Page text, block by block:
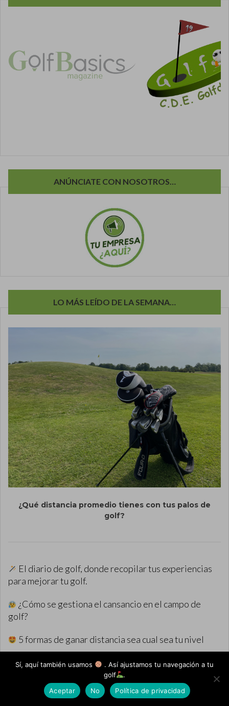
ANÚNCIATE CON NOSOTROS…
LO MÁS LEÍDO DE LA SEMANA…
¿Qué distancia promedio tienes con tus palos de
golf?
El diario de golf, donde recopilar tus experiencias
para mejorar tu golf.
¿Cómo se gestiona el cansancio en el campo de
golf?
5 formas de ganar distancia sea cual sea tu nivel
El efecto placebo en el golf: Un gran aliado que
Sí, aquí también usamos
. Así ajustamos tu navegación a tu
golf
.
Aceptar
No Política de privacidad